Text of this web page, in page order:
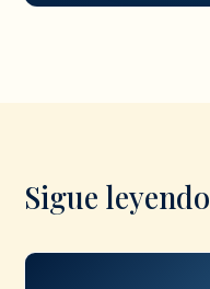
Sigue leyendo